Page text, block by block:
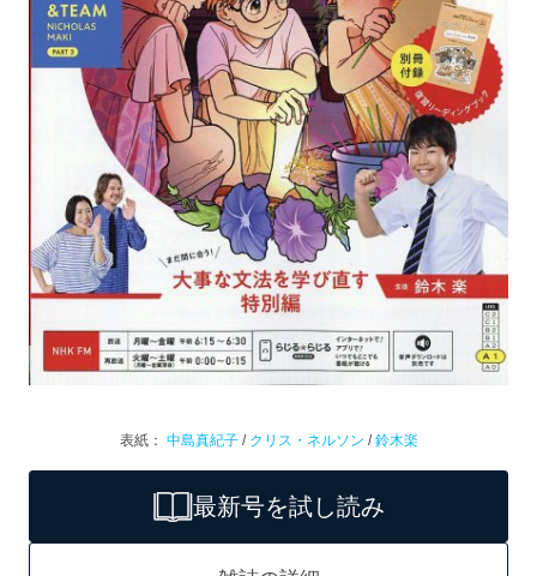
表紙： 中島真紀子 / クリス・ネルソン /鈴木楽
最新号を試し読み